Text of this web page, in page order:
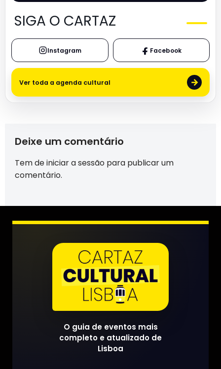
SIGA O CARTAZ
Instagram Facebook
Ver toda a agenda cultural →
Deixe um comentário
Tem deiniciar a sessão para publicar um
comentário.
O guia de eventos mais
completo e atualizado de
Lisboa